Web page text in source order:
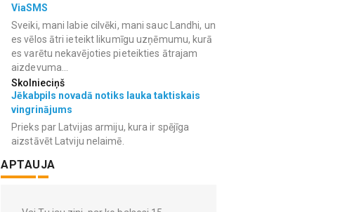
ViaSMS
Sveiki, mani labie cilvēki, mani sauc Landhi, un
es vēlos ātri ieteikt likumīgu uzņēmumu, kurā
es varētu nekavējoties pieteikties ātrajam
aizdevuma...
Skolnieciņš
Jēkabpils novadā notiks lauka taktiskais
vingrinājums
Prieks par Latvijas armiju, kura ir spējīga
aizstāvēt Latviju nelaimē.
APTAUJA